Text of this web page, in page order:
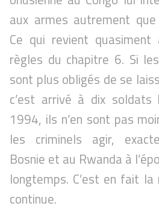
aux armes autrement
Ce qui revient
règles du chapitre 6. Si
sont plus obligés de se
c’est arrivé à dix
1994, ils n’en sont pas
les criminels agir,
Bosnie et au Rwanda à
longtemps. C’est en fait
continue.